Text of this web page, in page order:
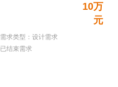
10万
元
需求类型：设计需求
已结束需求